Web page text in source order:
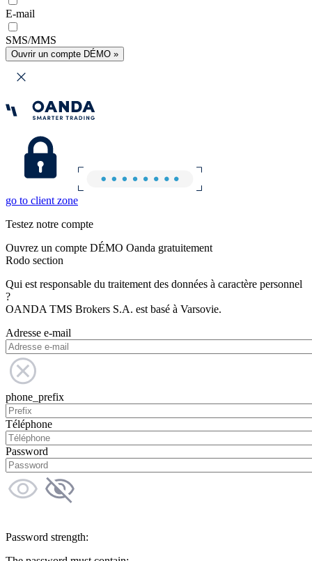
E-mail
SMS/MMS
Ouvrir un compte DÉMO »
go to client zone
Testez notre compte
Ouvrez un compte DÉMO Oanda gratuitement
Rodo section
Qui est responsable du traitement des données à caractère personnel
?
OANDA TMS Brokers S.A. est basé à Varsovie.
Adresse e-mail
phone_prefix
Téléphone
Password
Password strength: